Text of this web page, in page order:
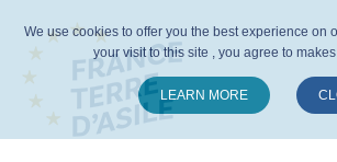
We use cookies to offer you the best experience on
your visit to this site , you agree to
LEARN MORE